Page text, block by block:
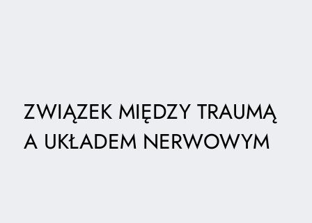
ZWIĄZEK MIĘDZY TRAUMĄ
A UKŁADEM NERWOWYM